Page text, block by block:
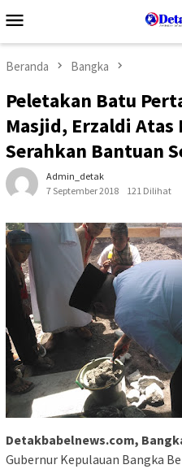
Mobile
Beranda Bangka
Peletakan Batu
Masjid, Erzaldi Atas
Serahkan Bantuan
Admin_detak
7 September 2018
121 Dilihat
Detakbabelnews.com,
Gubernur Kepulauan Bangka